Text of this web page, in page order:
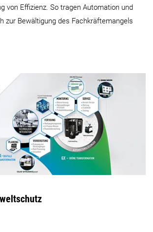
von Effizienz. So tragen Automation und
zur Bewältigung des Fachkräftemangels